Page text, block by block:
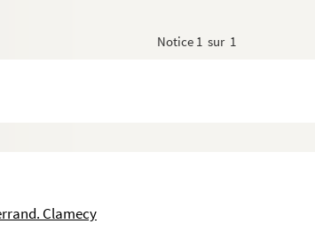
Notice 1 sur 1
Clamecy